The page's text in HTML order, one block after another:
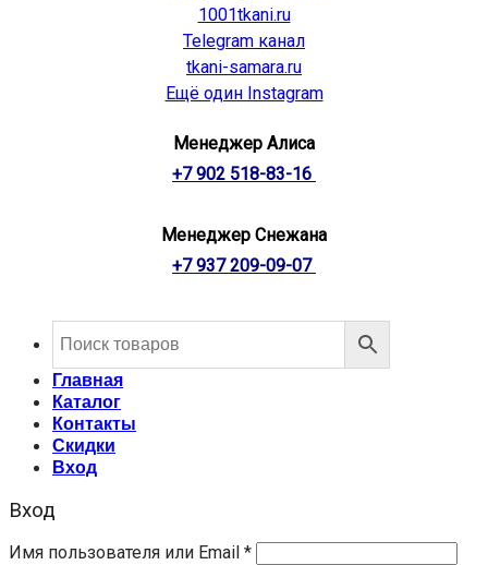
1001tkani.ru
Telegram канал
tkani-samara.ru
Ещё один Instagram
Менеджер Алиса
+7 902 518-83-16
Менеджер Снежана
+7 937 209-09-07
Главная
Каталог
Контакты
Скидки
Вход
Вход
Имя пользователя или Email *